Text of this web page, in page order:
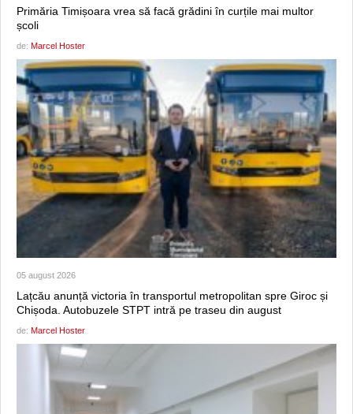
Primăria Timișoara vrea să facă grădini în curțile mai multor
școli
de: Marcel Hoster
05 august 2026
Lațcău anunță victoria în transportul metropolitan spre Giroc și
Chișoda. Autobuzele STPT intră pe traseu din august
de: Marcel Hoster